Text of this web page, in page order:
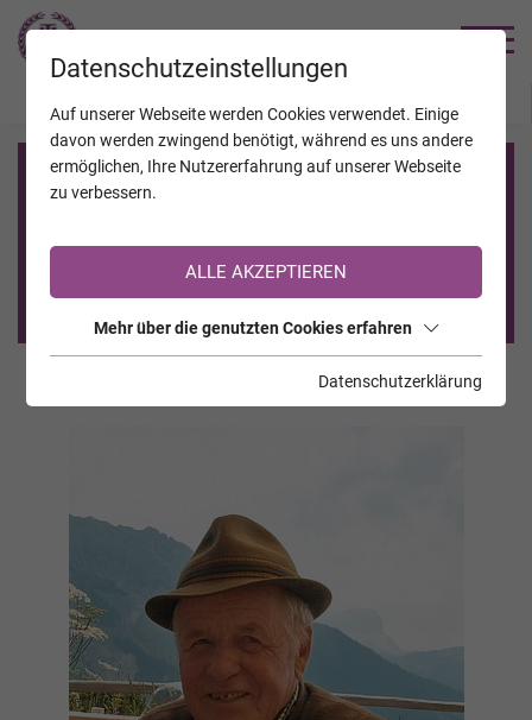
Registrierung auf TrauerHilfe.it
Sie sind noch nicht auf TrauerHilfe.it registriert?
>> zur kostenlosen Registrierung <<
Datenschutzeinstellungen
Auf unserer Webseite werden Cookies verwendet. Einige
davon werden zwingend benötigt, während es uns andere
ermöglichen, Ihre Nutzererfahrung auf unserer Webseite
zu verbessern.
ALLE AKZEPTIEREN
Mehr über die genutzten Cookies erfahren
Datenschutzerklärung
JAHRESTAGE KALENDER VERSTORBENE